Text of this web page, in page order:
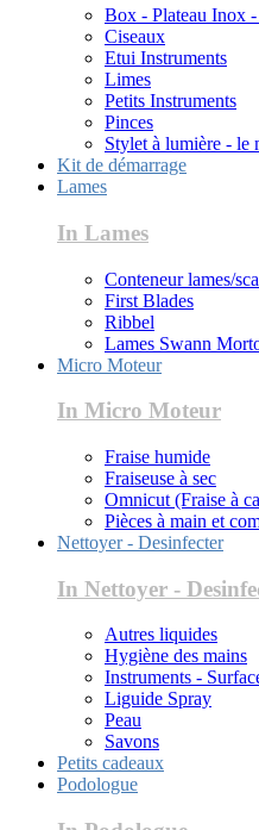
Box - Plateau Inox
Ciseaux
Etui Instruments
Limes
Petits Instruments
Pinces
Stylet à lumière - le
Kit de démarrage
Lames
In Lames
Conteneur lames/
First Blades
Ribbel
Lames Swann
Micro Moteur
In Micro Moteur
Fraise humide
Fraiseuse à sec
Omnicut (Fraise à
Pièces à main et
Nettoyer - Desinfecter
In Nettoyer -
Autres liquides
Hygiène des mains
Instruments -
Liguide Spray
Peau
Savons
Petits cadeaux
Podologue